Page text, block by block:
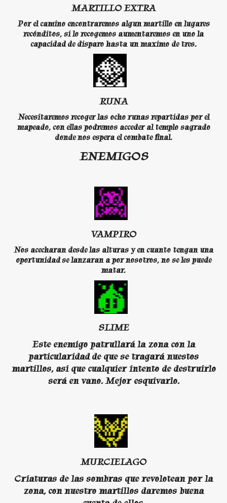
MARTILLO EXTRA
Por el camino encontraremos algun martillo en lugares
recónditos, si lo recogemos aumentaremos en uno la
capacidad de disparo hasta un maximo de tres.
RUNA
Necesitaremos recoger las ocho runas repartidas por el
mapeado, con ellas podremos acceder al templo sagrado
donde nos espera el combate final.
ENEMIGOS
VAMPIRO
Nos acecharan desde las alturas y en cuanto tengan una
oportunidad se lanzaran a por nosotros, no se les puede
matar.
SLIME
Este enemigo patrullará la zona con la
particularidad de que se tragará nuestos
martillos, asi que cualquier intento de destruirlo
será en vano. Mejor esquivarlo.
MURCIELAGO
Criaturas de las sombras que revolotean por la
zona, con nuestro martillos daremos buena